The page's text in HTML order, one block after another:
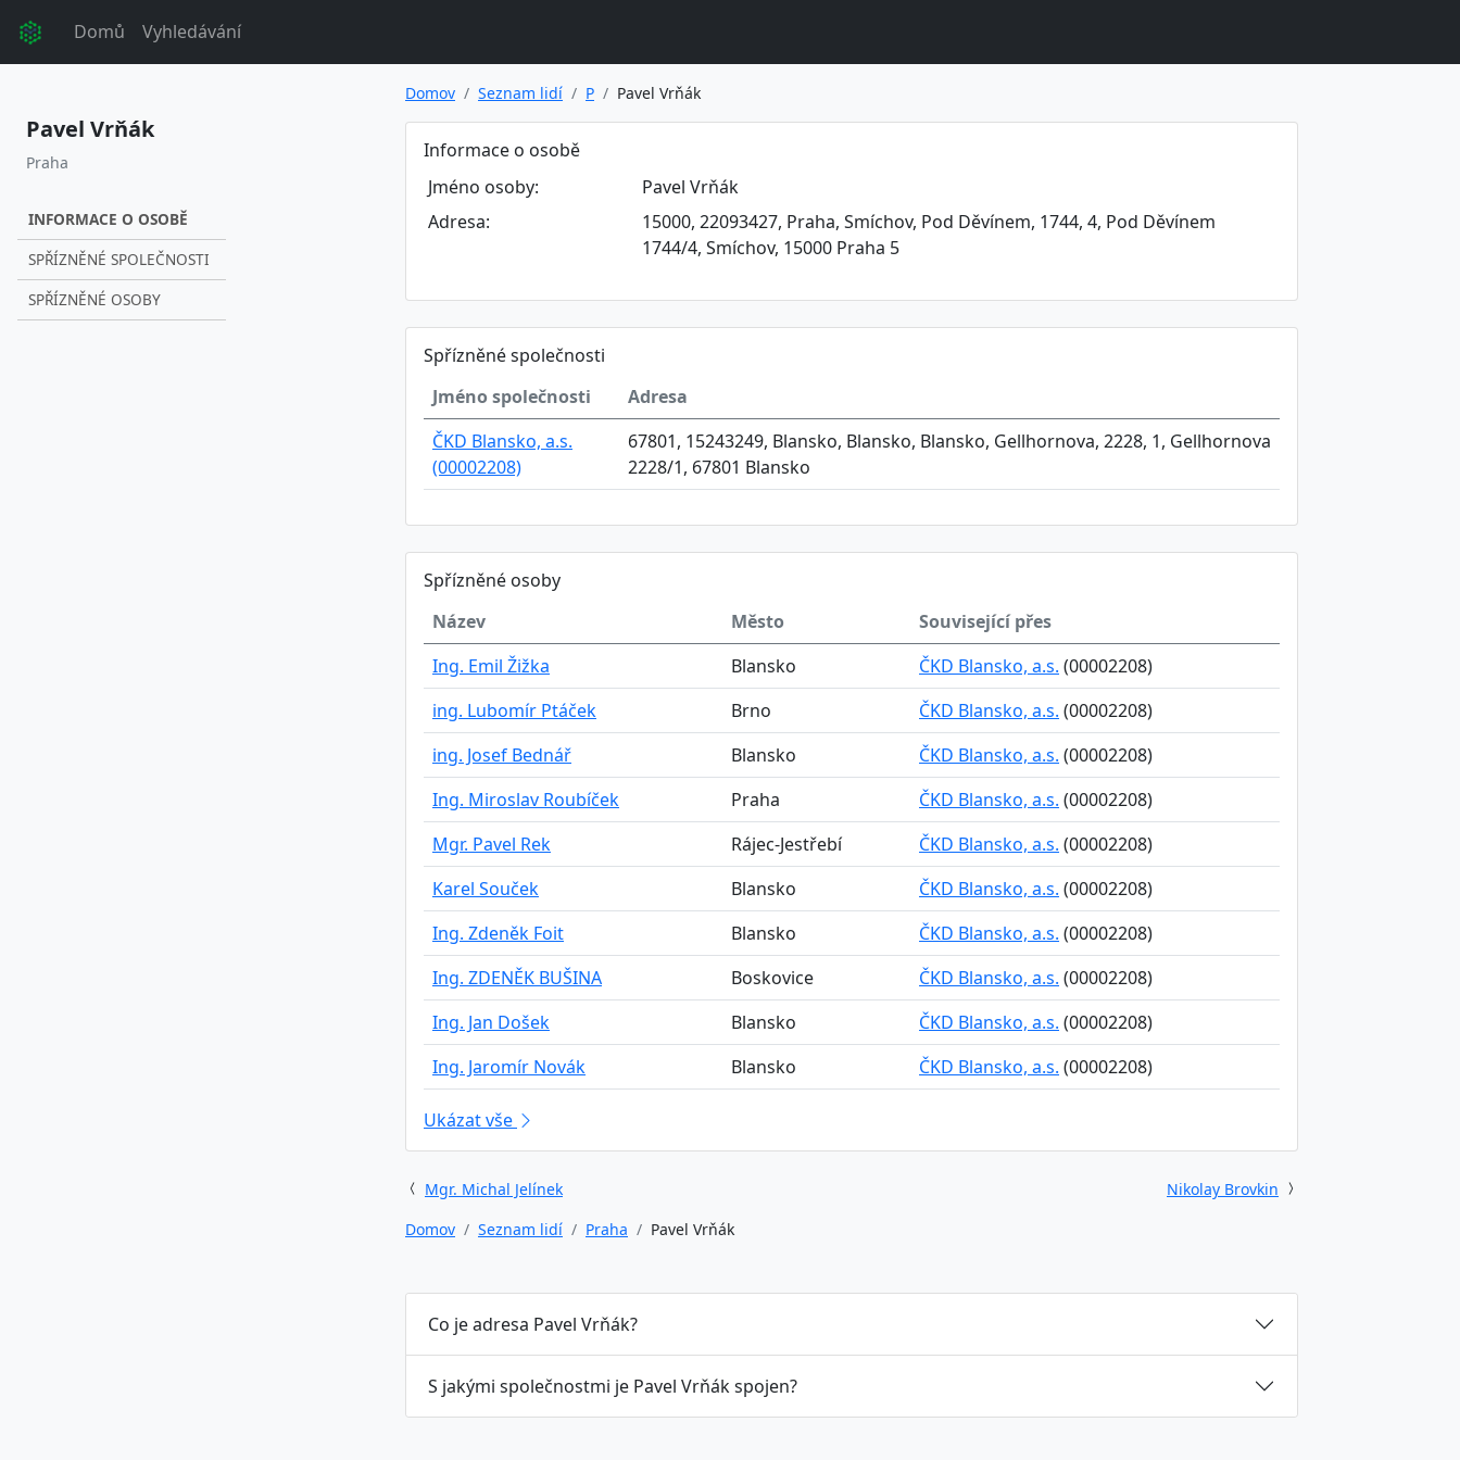
Domů Vyhledávání
Pavel Vrňák
Praha
INFORMACE O OSOBĚ
SPŘÍZNĚNÉ SPOLEČNOSTI
SPŘÍZNĚNÉ OSOBY
Domov Seznam lidí P Pavel Vrňák
Informace o osobě
Jméno osoby:
Pavel Vrňák
Adresa:
15000, 22093427, Praha, Smíchov, Pod Děvínem, 1744, 4, Pod Děvínem
1744/4, Smíchov, 15000 Praha 5
Spřízněné společnosti
Jméno společnosti
Adresa
ČKD Blansko, a.s.
(00002208)
67801, 15243249, Blansko, Blansko, Blansko, Gellhornova, 2228, 1, Gellhornova
2228/1, 67801 Blansko
Spřízněné osoby
Název
Město
Související přes
Ing. Emil Žižka
Blansko ČKD Blansko, a.s. (00002208)
ing. Lubomír Ptáček
Brno ČKD Blansko, a.s. (00002208)
ing. Josef Bednář
Blansko ČKD Blansko, a.s. (00002208)
Ing. Miroslav Roubíček
Praha ČKD Blansko, a.s. (00002208)
Mgr. Pavel Rek
Rájec-Jestřebí ČKD Blansko, a.s. (00002208)
Karel Souček
Blansko ČKD Blansko, a.s. (00002208)
Ing. Zdeněk Foit
Blansko ČKD Blansko, a.s. (00002208)
Ing. ZDENĚK BUŠINA
Boskovice ČKD Blansko, a.s. (00002208)
Ing. Jan Došek
Blansko ČKD Blansko, a.s. (00002208)
Ing. Jaromír Novák
Blansko ČKD Blansko, a.s. (00002208)
Ukázat vše
Mgr. Michal Jelínek
Nikolay Brovkin
Domov
Seznam lidí Praha Pavel Vrňák
Co je adresa Pavel Vrňák?
S jakými společnostmi je Pavel Vrňák spojen?